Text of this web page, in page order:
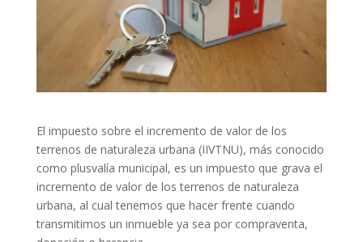
El impuesto sobre el incremento de valor de los
terrenos de naturaleza urbana (IIVTNU), más conocido
como plusvalía municipal, es un impuesto que grava el
incremento de valor de los terrenos de naturaleza
urbana, al cual tenemos que hacer frente cuando
transmitimos un inmueble ya sea por compraventa,